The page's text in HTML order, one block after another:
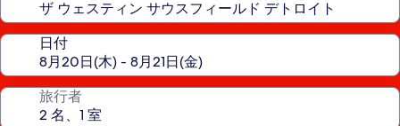
日付
旅行者